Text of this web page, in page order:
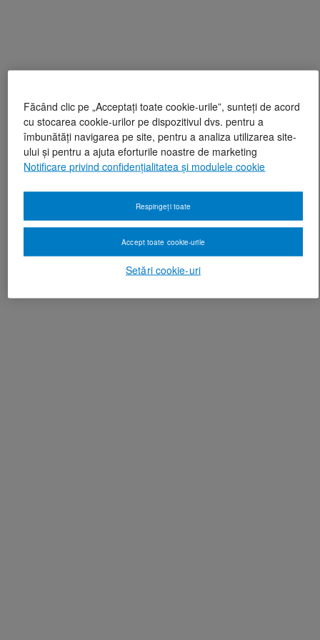
Făcând clic pe „Acceptați toate cookie-urile”, sunteți de acord
cu stocarea cookie-urilor pe dispozitivul dvs. pentru a
îmbunătăți navigarea pe site, pentru a analiza utilizarea site-
ului și pentru a ajuta eforturile noastre de marketing
Notificare privind confidențialitatea și modulele cookie
Setări cookie-uri
Respingeți toate
Accept toate cookie-urile